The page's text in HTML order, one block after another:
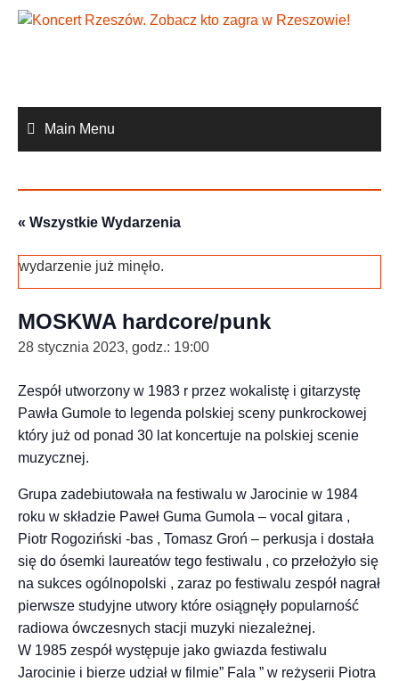
Skip
Main Menu
« Wszystkie Wydarzenia
wydarzenie już minęło.
MOSKWA hardcore/punk
28 stycznia 2023, godz.: 19:00
Zespół utworzony w 1983 r przez wokalistę i gitarzystę
Pawła Gumole to legenda polskiej sceny punkrockowej
który już od ponad 30 lat koncertuje na polskiej scenie
muzycznej.
Grupa zadebiutowała na festiwalu w Jarocinie w 1984
roku w składzie Paweł Guma Gumola – vocal gitara ,
Piotr Rogoziński -bas , Tomasz Groń – perkusja i dostała
się do ósemki laureatów tego festiwalu , co przełożyło się
na sukces ogólnopolski , zaraz po festiwalu zespół nagrał
pierwsze studyjne utwory które osiągnęły popularność
radiowa ówczesnych stacji muzyki niezależnej.
W 1985 zespół występuje jako gwiazda festiwalu
Jarocinie i bierze udział w filmie” Fala ” w reżyserii Piotra